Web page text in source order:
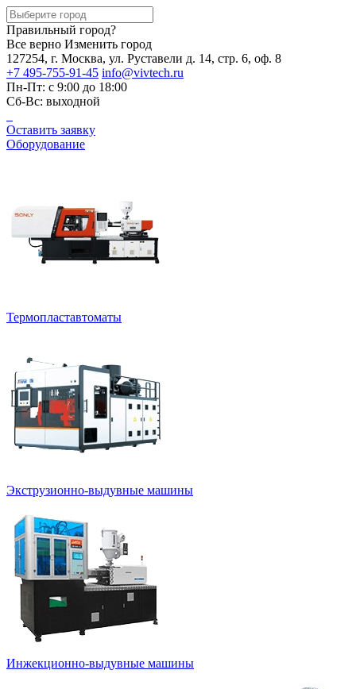
Правильный город?
Все верно Изменить город
127254, г. Москва, ул. Руставели д. 14, стр. 6, оф. 8
+7 495-755-91-45 info@vivtech.ru
Пн-Пт: с 9:00 до 18:00
Сб-Вс: выходной
Оставить заявку
Оборудование
Термопластавтоматы
Экструзионно-выдувные машины
Инжекционно-выдувные машины